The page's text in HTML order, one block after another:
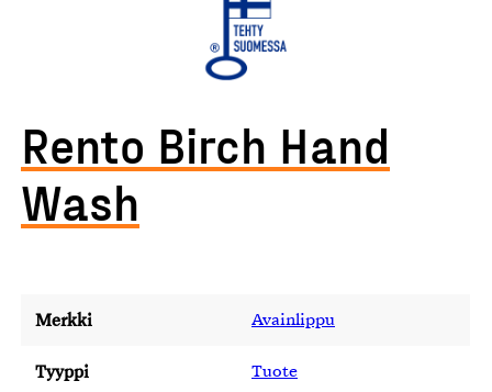
Rento Birch Hand
Wash
Merkki Avainlippu
Tyyppi Tuote